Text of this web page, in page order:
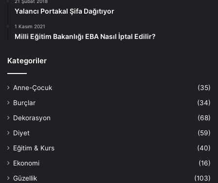
Yalancı Portakal Şifa Dağıtıyor
1 Kasım 2021
Milli Eğitim Bakanlığı EBA Nasıl İptal Edilir?
Kategoriler
Anne-Çocuk
(35)
Burçlar
(34)
Dekorasyon
(68)
Diyet
(59)
Eğitim & Kurs
(40)
Ekonomi
(16)
Güzellik
(103)